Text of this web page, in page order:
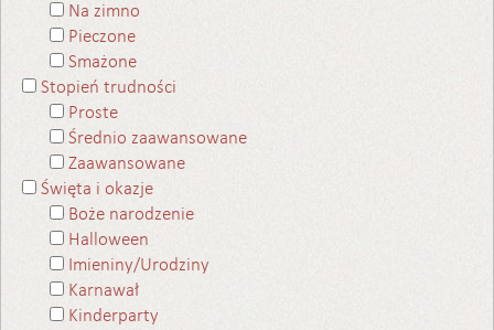
Na zimno
Pieczone
Smażone
Stopień trudności
Proste
Średnio zaawansowane
Zaawansowane
Święta i okazje
Boże narodzenie
Halloween
Imieniny/Urodziny
Karnawał
Kinderparty